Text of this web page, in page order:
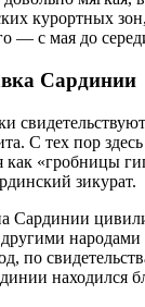
курортных
— с мая до
Сардинии
С тех пор
«гробницы
зикурат.
Сардинии
по
находился